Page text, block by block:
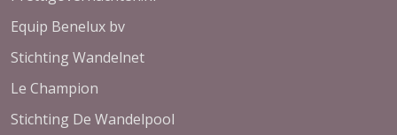
Equip Benelux bv
Stichting Wandelnet
Le Champion
Stichting De Wandelpool